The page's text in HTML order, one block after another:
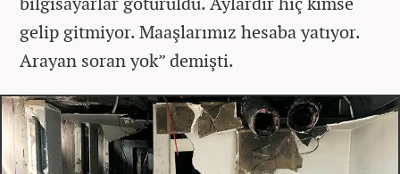
gelip gitmiyor. Maaşlarımız hesaba yatıyor.
Arayan soran yok” demişti.